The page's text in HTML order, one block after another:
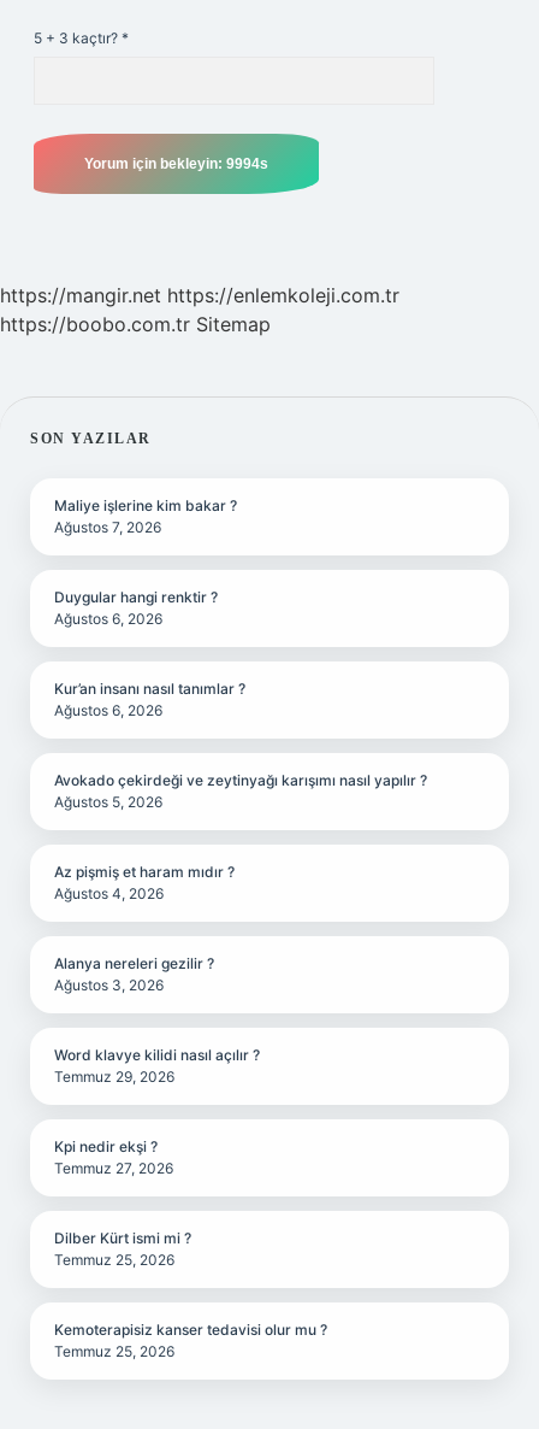
5 + 3 kaçtır? *
https://mangir.net https://enlemkoleji.com.tr
https://boobo.com.tr Sitemap
SIDEBAR
SON YAZILAR
Maliye işlerine kim bakar ?
Ağustos 7, 2026
Duygular hangi renktir ?
Ağustos 6, 2026
Kur’an insanı nasıl tanımlar ?
Ağustos 6, 2026
Avokado çekirdeği ve zeytinyağı karışımı nasıl yapılır ?
Ağustos 5, 2026
Az pişmiş et haram mıdır ?
Ağustos 4, 2026
Alanya nereleri gezilir ?
Ağustos 3, 2026
Word klavye kilidi nasıl açılır ?
Temmuz 29, 2026
Kpi nedir ekşi ?
Temmuz 27, 2026
Dilber Kürt ismi mi ?
Temmuz 25, 2026
Kemoterapisiz kanser tedavisi olur mu ?
Temmuz 25, 2026